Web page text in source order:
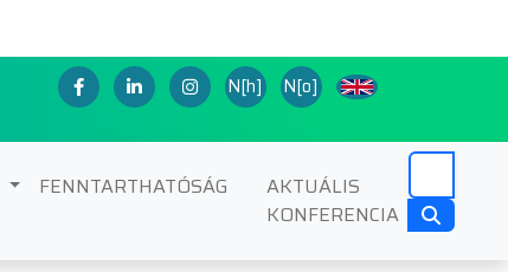
N[h] N[o]
FENNTARTHATÓSÁG
AKTUÁLIS
KONFERENCIA